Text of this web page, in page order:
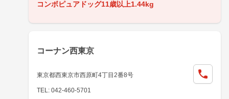
コンボピュアドッグ11歳以上1.44kg
コーナン西東京
東京都西東京市西原町4丁目2番8号
TEL: 042-460-5701